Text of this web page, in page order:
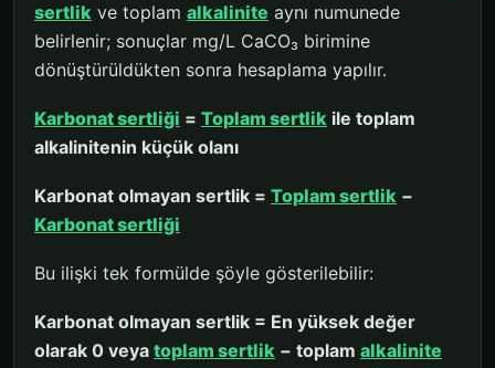
sertlik ve toplam alkalinite aynı numunede
belirlenir; sonuçlar mg/L CaCO₃ birimine
dönüştürüldükten sonra hesaplama yapılır.
Karbonat sertliği = Toplam sertlik ile toplam
alkalinitenin küçük olanı
Karbonat olmayan sertlik = Toplam sertlik −
Karbonat sertliği
Bu ilişki tek formülde şöyle gösterilebilir:
Karbonat olmayan sertlik = En yüksek değer
olarak 0 veya toplam sertlik − toplam alkalinite